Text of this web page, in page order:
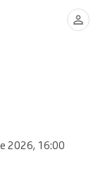
2026, 16:00